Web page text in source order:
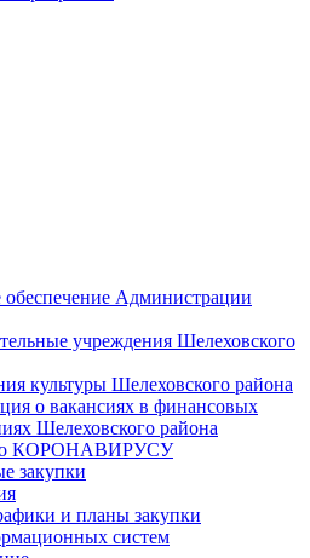
обеспечение Администрации
учреждения Шелеховского
культуры Шелеховского района
о вакансиях в финансовых
Шелеховского района
КОРОНАВИРУСУ
закупки
и планы закупки
систем